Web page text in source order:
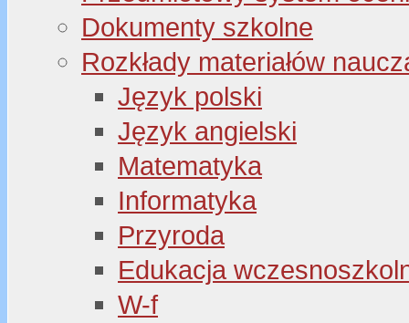
Dokumenty szkolne
Rozkłady materiałów
Język polski
Język angielski
Matematyka
Informatyka
Przyroda
Edukacja
W-f